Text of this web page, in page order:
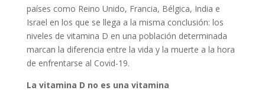
países como Reino Unido, Francia, Bélgica, India e
Israel en los que se llega a la misma conclusión: los
niveles de vitamina D en una población determinada
marcan la diferencia entre la vida y la muerte a la hora
de enfrentarse al Covid-19.
La vitamina D no es una vitamina